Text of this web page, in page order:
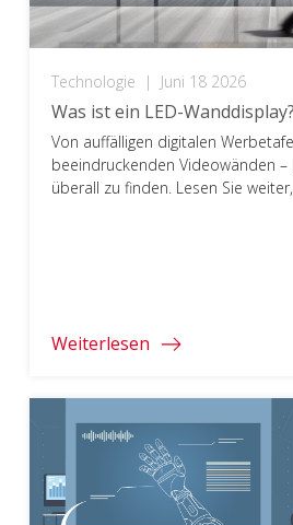
Technologie | Juni 18 2026
Was ist ein LED-Wanddisplay?
Von auffälligen digitalen
beeindruckenden Videowänden –
überall zu finden. Lesen Sie
Weiterlesen